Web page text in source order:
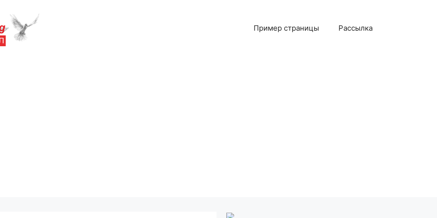
Пример страницы Рассылка